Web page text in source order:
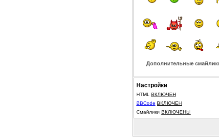
Дополнительные
Настройки
HTML ВКЛЮЧЕН
BBCode ВКЛЮЧЕН
Смайлики ВКЛЮЧЕНЫ